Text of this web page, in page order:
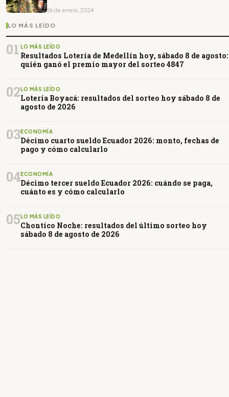
26 de enero, 2024
LO MÁS LEÍDO
01 LO MÁS LEÍDO
Resultados Lotería de Medellín hoy, sábado 8 de agosto:
quién ganó el premio mayor del sorteo 4847
02LO MÁS LEÍDO
Lotería Boyacá: resultados del sorteo hoy sábado 8 de
agosto de 2026
03ECONOMÍA
Décimo cuarto sueldo Ecuador 2026: monto, fechas de
pago y cómo calcularlo
04ECONOMÍA
Décimo tercer sueldo Ecuador 2026: cuándo se paga,
cuánto es y cómo calcularlo
05LO MÁS LEÍDO
Chontico Noche: resultados del último sorteo hoy
sábado 8 de agosto de 2026